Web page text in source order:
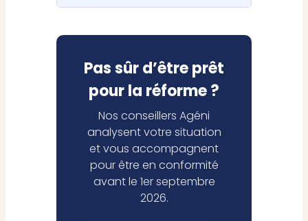
Pas sûr d’être prêt
pour la réforme ?
Nos conseillers Agéni
analysent votre situation
et vous accompagnent
pour être en conformité
avant le 1er septembre
2026.